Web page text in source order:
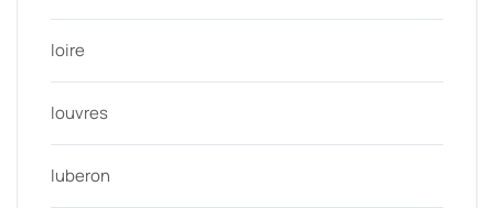
loire
louvres
luberon